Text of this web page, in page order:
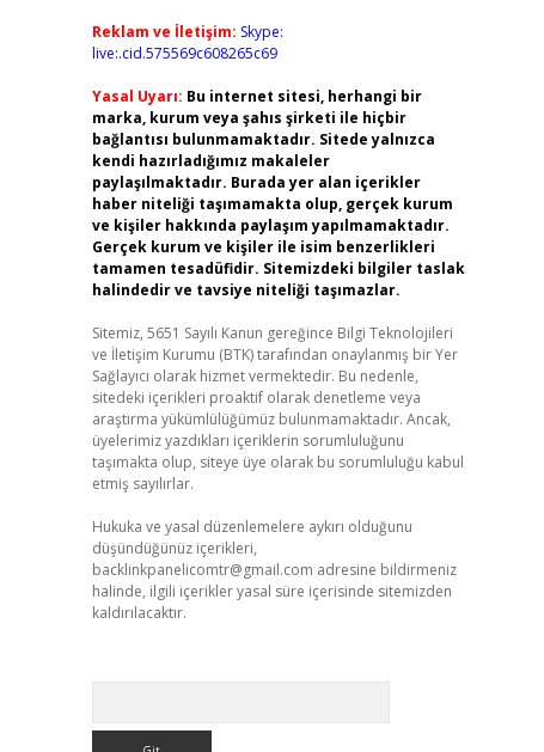
Reklam ve İletişim: Skype:
live:.cid.575569c608265c69
Yasal Uyarı: Bu internet sitesi, herhangi bir
marka, kurum veya şahıs şirketi ile hiçbir
bağlantısı bulunmamaktadır. Sitede yalnızca
kendi hazırladığımız makaleler
paylaşılmaktadır. Burada yer alan içerikler
haber niteliği taşımamakta olup, gerçek kurum
ve kişiler hakkında paylaşım yapılmamaktadır.
Gerçek kurum ve kişiler ile isim benzerlikleri
tamamen tesadüfidir. Sitemizdeki bilgiler taslak
halindedir ve tavsiye niteliği taşımazlar.
Sitemiz, 5651 Sayılı Kanun gereğince Bilgi Teknolojileri
ve İletişim Kurumu (BTK) tarafından onaylanmış bir Yer
Sağlayıcı olarak hizmet vermektedir. Bu nedenle,
sitedeki içerikleri proaktif olarak denetleme veya
araştırma yükümlülüğümüz bulunmamaktadır. Ancak,
üyelerimiz yazdıkları içeriklerin sorumluluğunu
taşımakta olup, siteye üye olarak bu sorumluluğu kabul
etmiş sayılırlar.
Hukuka ve yasal düzenlemelere aykırı olduğunu
düşündüğünüz içerikleri,
backlinkpanelicomtr@gmail.com adresine bildirmeniz
halinde, ilgili içerikler yasal süre içerisinde sitemizden
kaldırılacaktır.